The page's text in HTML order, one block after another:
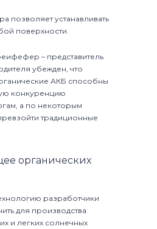
позволяет устанавливать
поверхности.
– представитель
убежден, что
АКБ способны
конкуренцию
а по некоторым
традиционные
органических
разработчики
для производства
и легких солнечных